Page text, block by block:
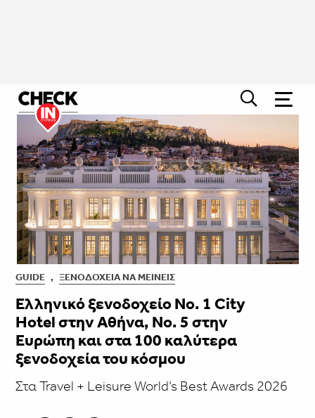
GUIDE , ΞΕΝΟΔΟΧΕΊΑ ΝΑ ΜΕΊΝΕΙΣ
Ελληνικό ξενοδοχείο No. 1 City
Hotel στην Αθήνα, No. 5 στην
Ευρώπη και στα 100 καλύτερα
ξενοδοχεία του κόσμου
Στα Travel + Leisure World’s Best Awards 2026